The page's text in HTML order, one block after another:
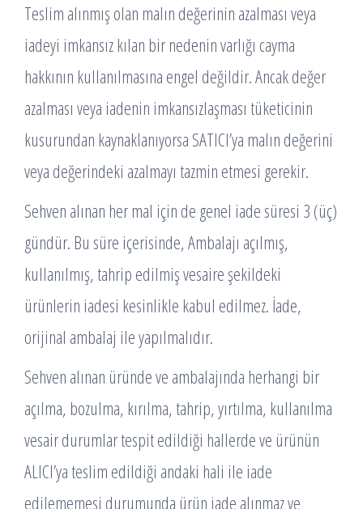
Teslim alınmış olan malın değerinin azalması veya
iadeyi imkansız kılan bir nedenin varlığı cayma
hakkının kullanılmasına engel değildir. Ancak değer
azalması veya iadenin imkansızlaşması tüketicinin
kusurundan kaynaklanıyorsa SATICI’ya malın değerini
veya değerindeki azalmayı tazmin etmesi gerekir.
Sehven alınan her mal için de genel iade süresi 3 (üç)
gündür. Bu süre içerisinde, Ambalajı açılmış,
kullanılmış, tahrip edilmiş vesaire şekildeki
ürünlerin iadesi kesinlikle kabul edilmez. İade,
orijinal ambalaj ile yapılmalıdır.
Sehven alınan üründe ve ambalajında herhangi bir
açılma, bozulma, kırılma, tahrip, yırtılma, kullanılma
vesair durumlar tespit edildiği hallerde ve ürünün
ALICI’ya teslim edildiği andaki hali ile iade
edilememesi durumunda ürün iade alınmaz ve